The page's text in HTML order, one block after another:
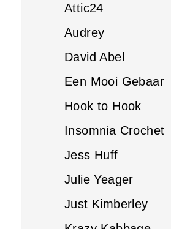
Attic24
Audrey
David Abel
Een Mooi Gebaar
Hook to Hook
Insomnia Crochet
Jess Huff
Julie Yeager
Just Kimberley